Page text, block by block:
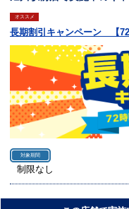
オススメ
長期割引キャンペーン 【72
対象期間
制限なし